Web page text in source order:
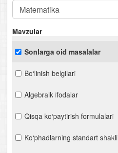
Mavzular
Sonlarga oid masalalar
Bo‘linish belgilari
Algebraik ifodalar
Qisqa ko‘paytirish formulalari
Ko‘phadlarning standart shakli